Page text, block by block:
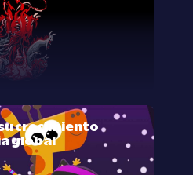
crecimiento
global